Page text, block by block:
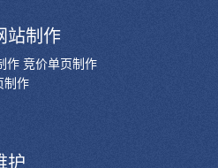
站制作
作 竞价单页制作
制作
护